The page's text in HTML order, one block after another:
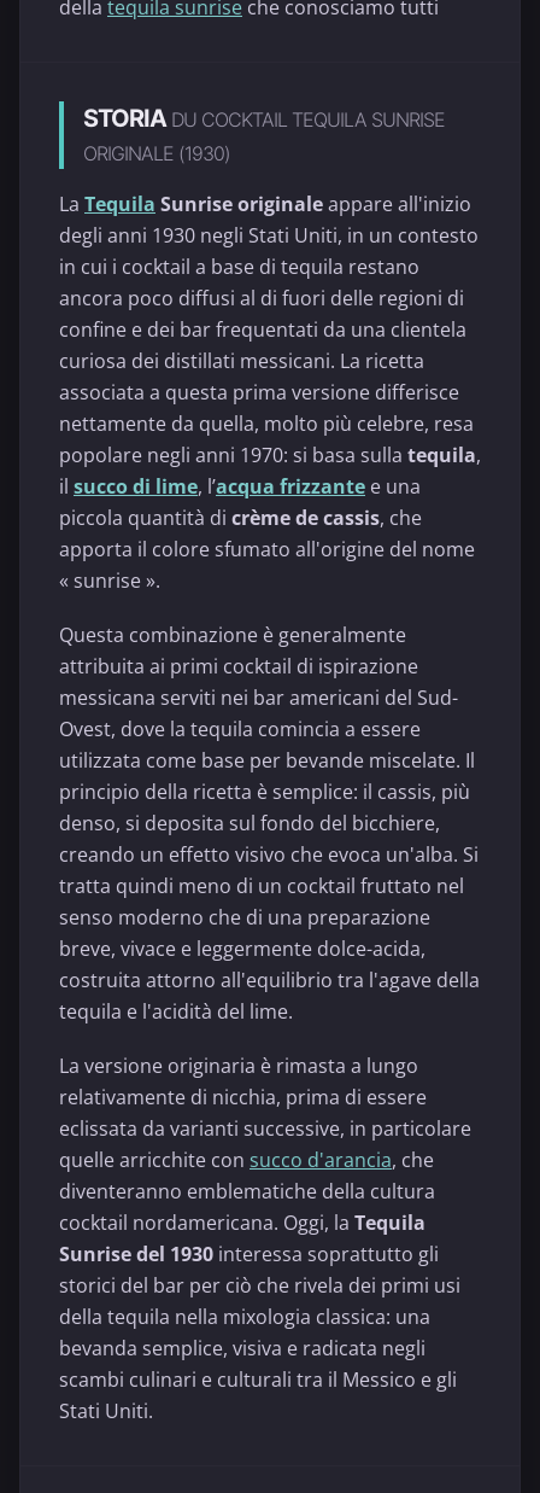
della tequila sunrise che conosciamo tutti
STORIA DU COCKTAIL TEQUILA SUNRISE
ORIGINALE (1930)
La Tequila Sunrise originaleappare all'inizio
degli anni 1930 negli Stati Uniti, in un contesto
in cui i cocktail a base di tequila restano
ancora poco diffusi al di fuori delle regioni di
confine e dei bar frequentati da una clientela
curiosa dei distillati messicani. La ricetta
associata a questa prima versione differisce
nettamente da quella, molto più celebre, resa
popolare negli anni 1970: si basa sulla tequila,
il succo di lime, l’acqua frizzante e una
piccola quantità di crème de cassis, che
apporta il colore sfumato all'origine del nome
« sunrise ».
Questa combinazione è generalmente
attribuita ai primi cocktail di ispirazione
messicana serviti nei bar americani del Sud-
Ovest, dove la tequila comincia a essere
utilizzata come base per bevande miscelate. Il
principio della ricetta è semplice: il cassis, più
denso, si deposita sul fondo del bicchiere,
creando un effetto visivo che evoca un'alba. Si
tratta quindi meno di un cocktail fruttato nel
senso moderno che di una preparazione
breve, vivace e leggermente dolce-acida,
costruita attorno all'equilibrio tra l'agave della
tequila e l'acidità del lime.
La versione originaria è rimasta a lungo
relativamente di nicchia, prima di essere
eclissata da varianti successive, in particolare
quelle arricchite con succo d'arancia, che
diventeranno emblematiche della cultura
cocktail nordamericana. Oggi, la Tequila
Sunrise del 1930 interessa soprattutto gli
storici del bar per ciò che rivela dei primi usi
della tequila nella mixologia classica: una
bevanda semplice, visiva e radicata negli
scambi culinari e culturali tra il Messico e gli
Stati Uniti.